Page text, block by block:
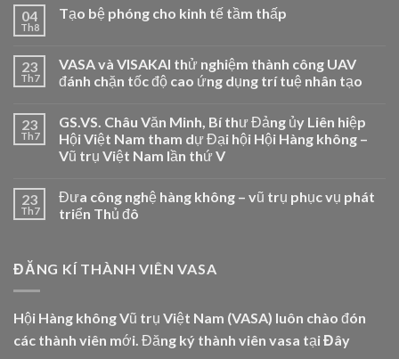
04
Th8
Tạo bệ phóng cho kinh tế tầm thấp
23
Th7
VASA và VISAKAI thử nghiệm thành công UAV
đánh chặn tốc độ cao ứng dụng trí tuệ nhân tạo
23
Th7
GS.VS. Châu Văn Minh, Bí thư Đảng ủy Liên hiệp
Hội Việt Nam tham dự Đại hội Hội Hàng không –
Vũ trụ Việt Nam lần thứ V
23
Th7
Đưa công nghệ hàng không – vũ trụ phục vụ phát
triển Thủ đô
ĐĂNG KÍ THÀNH VIÊN VASA
Hội Hàng không Vũ trụ Việt Nam (VASA) luôn chào đón
các thành viên mới. Đăng ký thành viên vasa tạiĐây